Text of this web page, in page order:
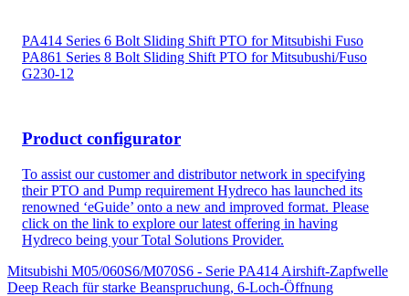
PA414 Series 6 Bolt Sliding Shift PTO for Mitsubishi Fuso
PA861 Series 8 Bolt Sliding Shift PTO for Mitsubushi/Fuso
G230-12
Product configurator
To assist our customer and distributor network in specifying
their PTO and Pump requirement Hydreco has launched its
renowned ‘eGuide’ onto a new and improved format. Please
click on the link to explore our latest offering in having
Hydreco being your Total Solutions Provider.
Mitsubishi M05/060S6/M070S6 - Serie PA414 Airshift-Zapfwelle
Deep Reach für starke Beanspruchung, 6-Loch-Öffnung